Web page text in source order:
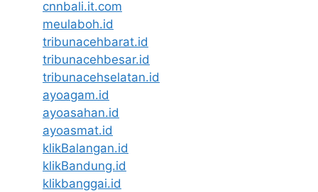
cnnbali.it.com
meulaboh.id
tribunacehbarat.id
tribunacehbesar.id
tribunacehselatan.id
ayoagam.id
ayoasahan.id
ayoasmat.id
klikBalangan.id
klikBandung.id
klikbanggai.id